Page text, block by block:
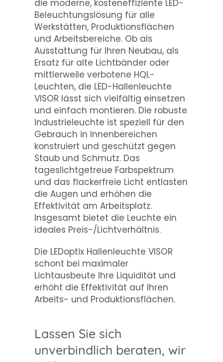
die moderne, kosteneffiziente LED-
Beleuchtungslösung für alle
Werkstätten, Produktionsflächen
und Arbeitsbereiche. Ob als
Ausstattung für Ihren Neubau, als
Ersatz für alte Lichtbänder oder
mittlerweile verbotene HQL-
Leuchten, die LED-Hallenleuchte
VISOR lässt sich vielfältig einsetzen
und einfach montieren. Die robuste
Industrieleuchte ist speziell für den
Gebrauch in Innenbereichen
konstruiert und geschützt gegen
Staub und Schmutz. Das
tageslichtgetreue Farbspektrum
und das flackerfreie Licht entlasten
die Augen und erhöhen die
Effektivität am Arbeitsplatz.
Insgesamt bietet die Leuchte ein
ideales Preis-/Lichtverhältnis.
Die LEDoptix Hallenleuchte VISOR
schont bei maximaler
Lichtausbeute Ihre Liquidität und
erhöht die Effektivität auf Ihren
Arbeits- und Produktionsflächen.
Lassen Sie sich
unverbindlich beraten, wir